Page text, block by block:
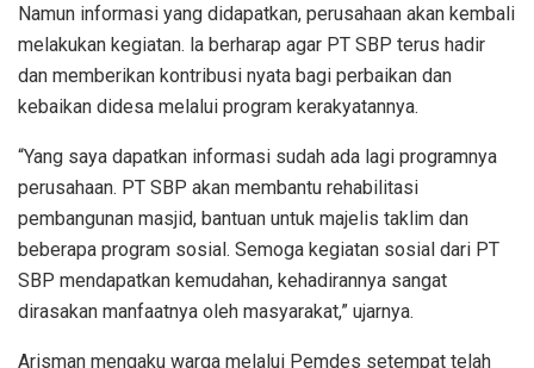
Namun informasi yang didapatkan, perusahaan akan kembali
melakukan kegiatan. la berharap agar PT SBP terus hadir
dan memberikan kontribusi nyata bagi perbaikan dan
kebaikan didesa melalui program kerakyatannya.
“Yang saya dapatkan informasi sudah ada lagi programnya
perusahaan. PT SBP akan membantu rehabilitasi
pembangunan masjid, bantuan untuk majelis taklim dan
beberapa program sosial. Semoga kegiatan sosial dari PT
SBP mendapatkan kemudahan, kehadirannya sangat
dirasakan manfaatnya oleh masyarakat,” ujarnya.
Arisman mengaku warga melalui Pemdes setempat telah